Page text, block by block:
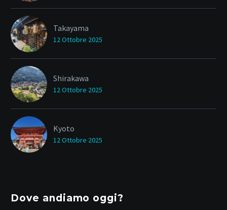
Takayama
12 Ottobre 2025
Shirakawa
12 Ottobre 2025
Kyoto
12 Ottobre 2025
Dove andiamo oggi?